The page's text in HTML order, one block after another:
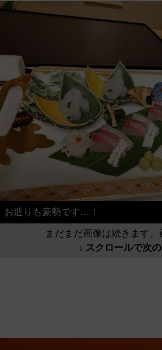
お造りも豪勢です…！
まだまだ画像は続きます。
↓ スクロールで次